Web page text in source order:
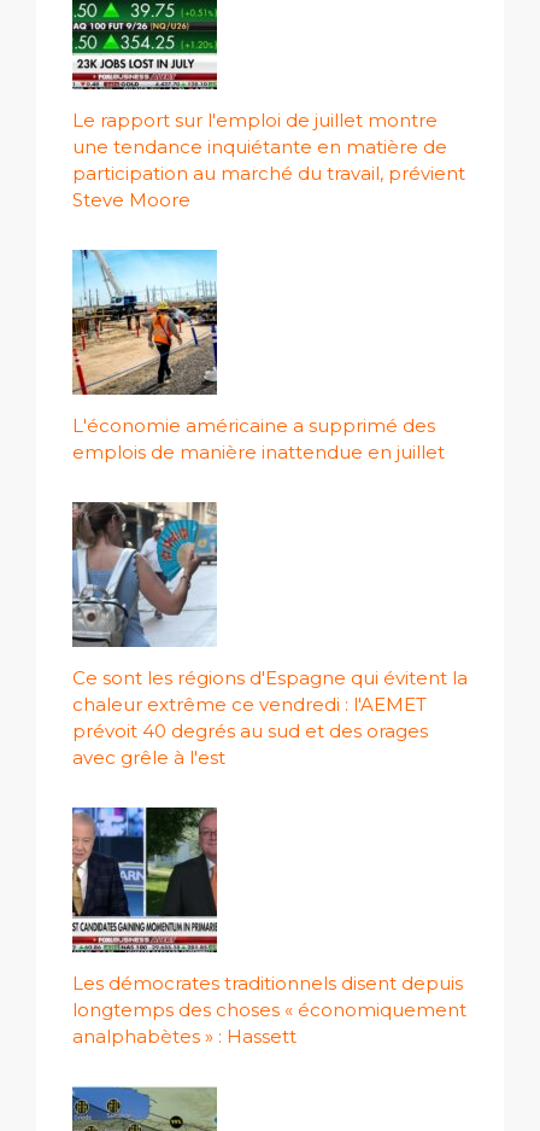
Le rapport sur l'emploi de juillet montre
une tendance inquiétante en matière de
participation au marché du travail, prévient
Steve Moore
L'économie américaine a supprimé des
emplois de manière inattendue en juillet
Ce sont les régions d'Espagne qui évitent la
chaleur extrême ce vendredi : l'AEMET
prévoit 40 degrés au sud et des orages
avec grêle à l'est
Les démocrates traditionnels disent depuis
longtemps des choses « économiquement
analphabètes » : Hassett